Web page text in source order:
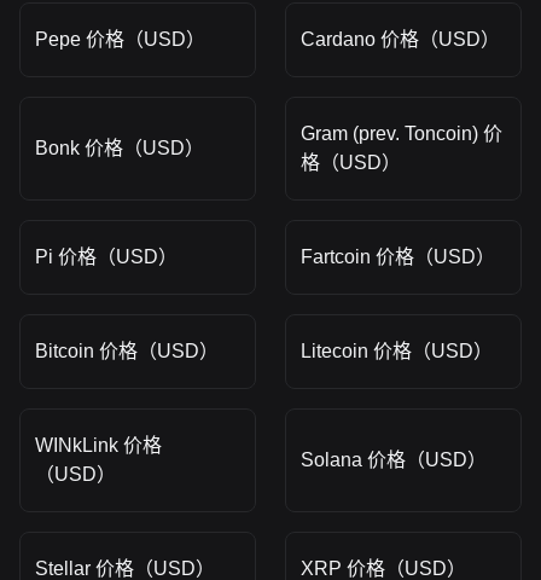
Pepe 价格（USD） Cardano 价格（USD）
Bonk 价格（USD）
Gram (prev. Toncoin) 价
格（USD）
Pi 价格（USD） Fartcoin 价格（USD）
Bitcoin 价格（USD） Litecoin 价格（USD）
WINkLink 价格
（USD）
Solana 价格（USD）
Stellar 价格（USD） XRP 价格（USD）